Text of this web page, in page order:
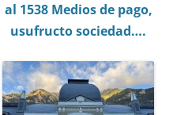
al 1538 Medios de pago,
usufructo sociedad….